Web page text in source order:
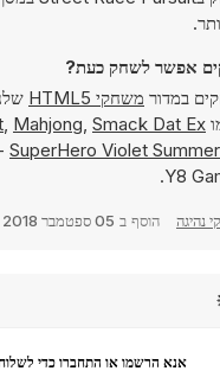
אפשר לשחק כעת?
במדור משחקי HTML5
, Mahjong, Smack Dat Ex
SuperHero Violet
נהיגה הוסף ב 05 ספטמבר 2018
אנא הרשמו או התחברו כדי